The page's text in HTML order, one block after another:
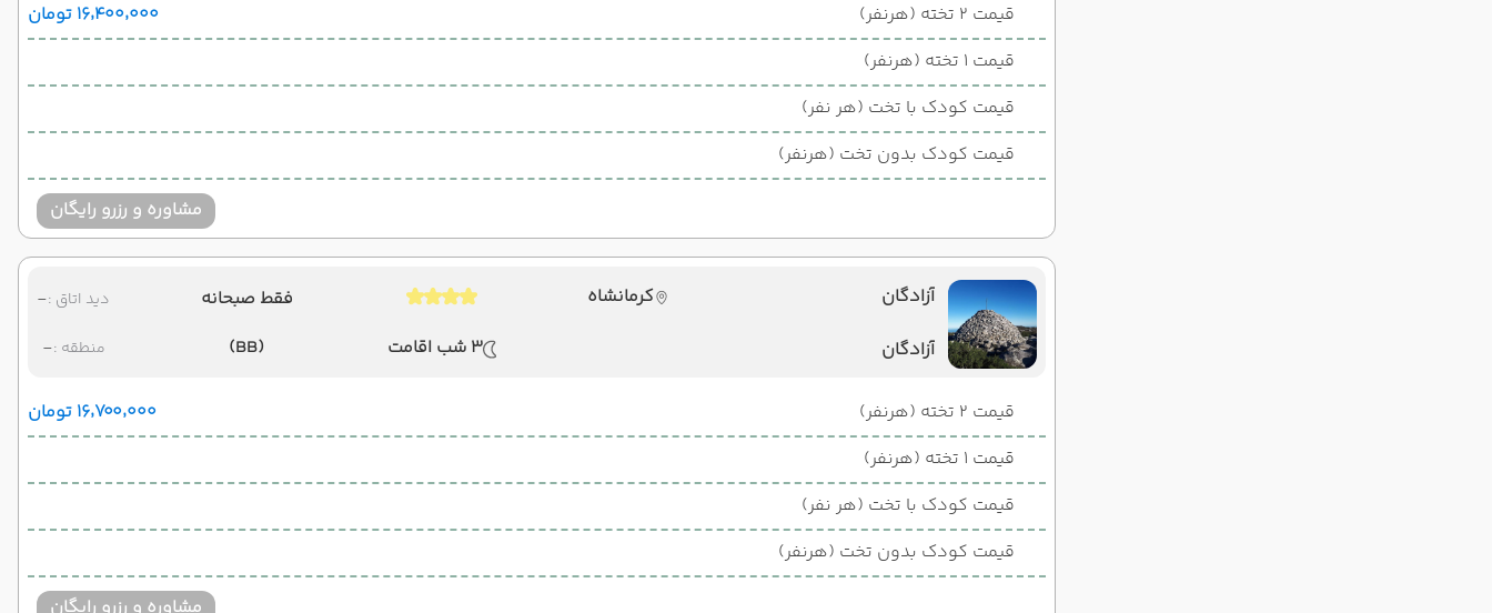
قیمت 2 تخته (هرنفر)
۱۶٬۴۰۰٬۰۰۰ تومان
قیمت 1 تخته (هرنفر)
قیمت کودک با تخت (هر نفر)
قیمت کودک بدون تخت (هرنفر)
مشاوره و رزرو رایگان
آزادگان
کرمانشاه
آزادگان
3 شب اقامت
فقط صبحانه
(BB)
دید اتاق :-
منطقه :-
قیمت 2 تخته (هرنفر)
۱۶٬۷۰۰٬۰۰۰ تومان
قیمت 1 تخته (هرنفر)
قیمت کودک با تخت (هر نفر)
قیمت کودک بدون تخت (هرنفر)